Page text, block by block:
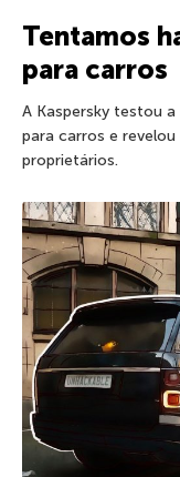
Tentamos
para carros
A Kaspersky testou
para carros e
proprietários.